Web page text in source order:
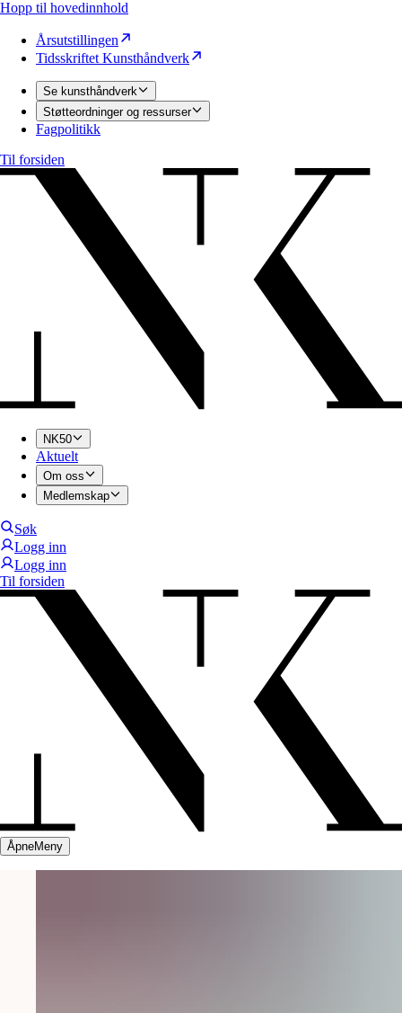
Hopp til hovedinnhold
Årsutstillingen
Tidsskriftet Kunsthåndverk
Se kunsthåndverk
Støtteordninger og ressurser
Fagpolitikk
Til forsiden
NK50
Aktuelt
Om oss
Medlemskap
Søk
Logg inn
Logg inn
Til forsiden
ÅpneMeny